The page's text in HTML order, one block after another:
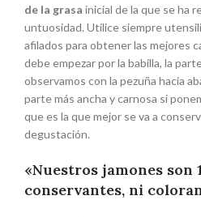
de la grasa inicial de la que se ha
untuosidad. Utilice siempre
afilados para obtener las mejores
debe empezar por la babilla, la
observamos con la pezuña hacia
parte más ancha y carnosa si
que es la que mejor se va a
degustación.
«Nuestros jamones son
conservantes, ni